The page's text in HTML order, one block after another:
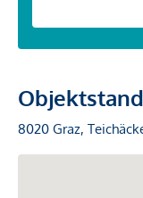
8020 Graz,